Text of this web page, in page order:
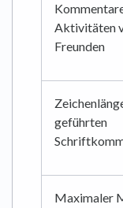
Aktivitäten
Freunden
geführten
Maximaler